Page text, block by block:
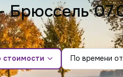
Брюссель
стоимости По времени